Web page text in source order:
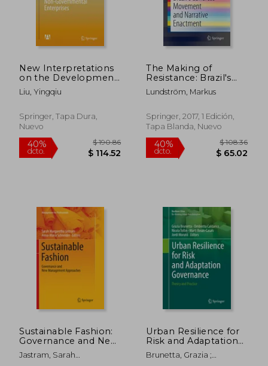
dcto. dcto.
New Interpretations
on the Development
of China's Non-
Governmental
Inglés)
Liu, Yingqiu
Springer, Tapa Dura,
Nuevo
The Making of
Resistance: Brazil's
Landless Movement
and Narrative
Inglés)
Lundström, Markus
Springer, 2017, 1 Edición,
Tapa Blanda, Nuevo
Sustainable Fashion:
Governance and New
Management
Approaches (en
Jastram, Sarah
Urban Resilience for
Risk and Adaptation
Governance: Theory
and Practice (en
Brunetta, Grazia ;